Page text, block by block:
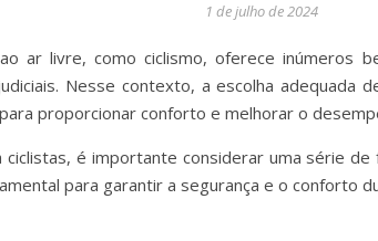
1 de julho de 2024
ar livre, como ciclismo, oferece inúmeros
Nesse contexto, a escolha adequada
proporcionar conforto e melhorar o
é importante considerar uma série
para garantir a segurança e o conforto